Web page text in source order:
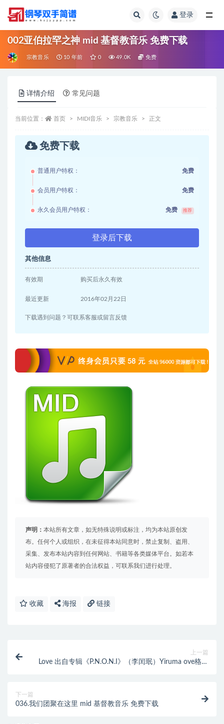
登录
002亚伯拉罕之神 mid 基督教音乐 免费下载
宗教音乐 10 年前 0 49.0K 免费
详情介绍 常见问题
当前位置： 首页 MIDI音乐 宗教音乐 正文
免费下载
普通用户特权： 免费
会员用户特权： 免费
永久会员用户特权： 免费 推荐
登录后下载
其他信息
有效期 购买后永久有效
最近更新 2016年02月22日
下载遇到问题？可联系客服或留言反馈
声明： 本站所有文章，如无特殊说明或标注，均为本站原创发
布。任何个人或组织，在未征得本站同意时，禁止复制、盗用、
采集、发布本站内容到任何网站、书籍等各类媒体平台。如若本
站内容侵犯了原著者的合法权益，可联系我们进行处理。
收藏 海报 链接
上一篇
Love 出自专辑《P.N.O.N.I》（李闰珉）Yiruma ove格式
下一篇
036.我们团聚在这里 mid 基督教音乐 免费下载